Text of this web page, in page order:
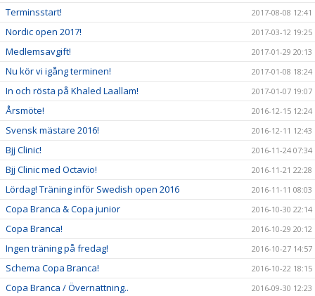
Terminsstart! 2017-08-08 12:41
Nordic open 2017! 2017-03-12 19:25
Medlemsavgift! 2017-01-29 20:13
Nu kör vi igång terminen! 2017-01-08 18:24
In och rösta på Khaled Laallam! 2017-01-07 19:07
Årsmöte! 2016-12-15 12:24
Svensk mästare 2016! 2016-12-11 12:43
Bjj Clinic! 2016-11-24 07:34
Bjj Clinic med Octavio! 2016-11-21 22:28
Lördag! Träning inför Swedish open 2016 2016-11-11 08:03
Copa Branca & Copa junior 2016-10-30 22:14
Copa Branca! 2016-10-29 20:12
Ingen träning på fredag! 2016-10-27 14:57
Schema Copa Branca! 2016-10-22 18:15
Copa Branca / Övernattning.. 2016-09-30 12:23